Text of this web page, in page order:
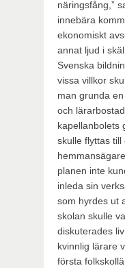
näringsfång,”
innebära
ekonomiskt
annat ljud i
Svenska
vissa villkor
man grunda
och
kapellanbolets
skulle flyttas
planen inte
inleda sin
som hyrdes ut
skolan skulle
diskuterades
kvinnlig lärare
första